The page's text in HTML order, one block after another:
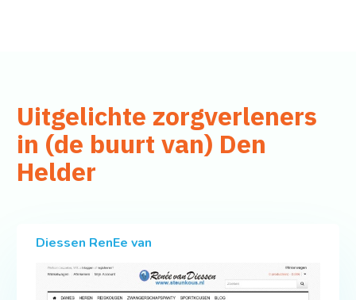
Uitgelichte zorgverleners
in (de buurt van) Den
Helder
Diessen RenEe van